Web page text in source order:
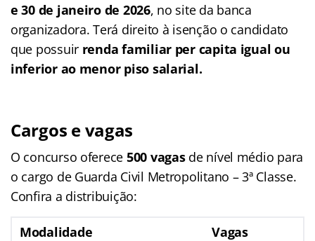
e 30 de janeiro de 2026, no site da banca
organizadora. Terá direito à isenção o candidato
que possuir renda familiar per capita igual ou
inferior ao menor piso salarial.
Cargos e vagas
O concurso oferece 500 vagasde nível médio para
o cargo de Guarda Civil Metropolitano – 3ª Classe.
Confira a distribuição:
Modalidade Vagas